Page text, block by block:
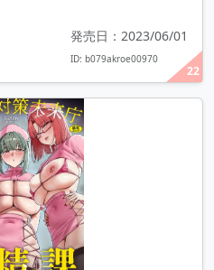
22
発売日：2023/06/01
ID: b079akroe00970